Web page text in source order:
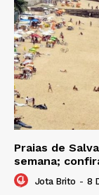
Praias de
semana;
Jota Brito - 8